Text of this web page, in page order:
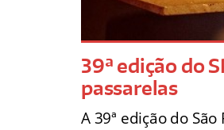
39ª edição do
passarelas
A 39ª edição do